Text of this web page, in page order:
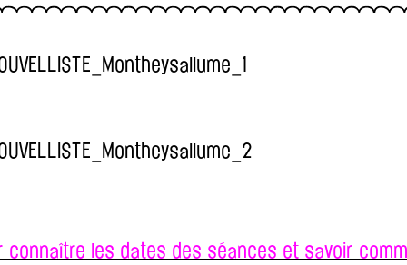
connaître les dates des séances et savoir